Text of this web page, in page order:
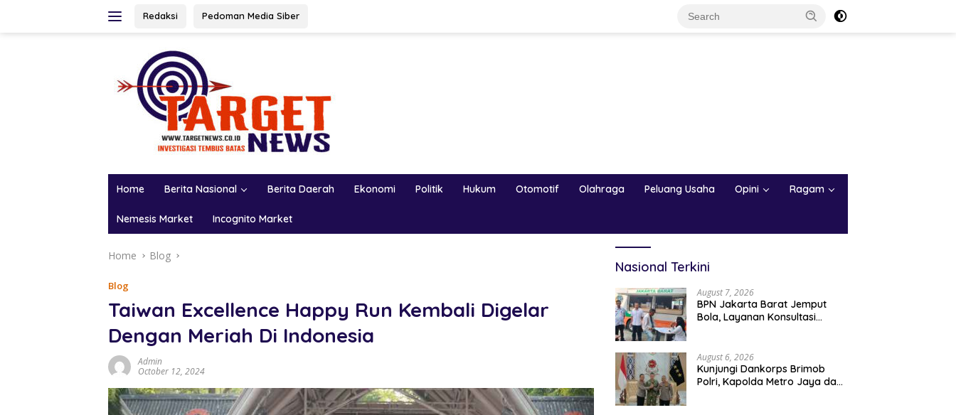
Redaksi Pedoman Media Siber
Home Berita Nasional Berita Daerah Ekonomi Politik Hukum Otomotif Olahraga Peluang Usaha Opini Ragam
Nemesis Market Incognito Market
Home Blog
Blog
Taiwan Excellence Happy Run Kembali Digelar
Dengan Meriah Di Indonesia
Admin
October 12, 2024
Nasional Terkini
August 7, 2026
BPN Jakarta Barat Jemput
Bola, Layanan Konsultasi
August 6, 2026
Kunjungi Dankorps Brimob
Polri, Kapolda Metro Jaya dan